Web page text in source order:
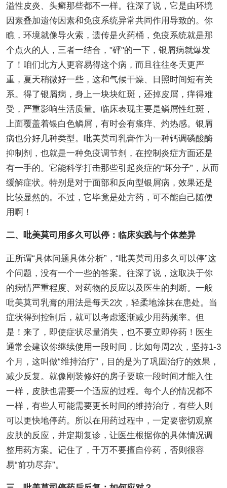
溢性皮炎、头癣那些都不一样。往深了说，它是由环境
因素叠加遗传因素和免疫系统异常共同作用导致的。你
瞧，环境就像导火索，遗传是火药桶，免疫系统就是那
个点火的人，三者一结合，"砰"的一下，银屑病就爆发
了！咱们北方人更容易得这个病，而且往往冬天更严
重，夏天稍微好一些，这和气候干燥、日照时间短有关
系。得了银屑病，身上一块块红斑，还掉皮屑，痒得难
受，严重影响生活质量。临床表现主要是鳞屑性红斑，
上面覆盖着银白色鳞屑，有时会有瘙痒、灼热感。银屑
病也分好几种类型。吡美莫司乳膏作为一种钙调磷酸酶
抑制剂，也就是一种免疫调节剂，在控制炎症方面还是
有一手的。它能科学打击那些引起炎症的“坏分子”，从而
缓解症状。特别是对于面部和反向型银屑病，效果还是
比较显然的。不过，它毕竟是处方药，可不能自己随便
用啊！
二、吡美莫司用多久可以停：临床实践与个体差异
正所谓“具体问题具体分析”，“吡美莫司用多久可以停”这
个问题，没有一个一些的答案。往深了说，这取决于你
的病情严重程度、对药物的反应以及医生的判断。一般
吡美莫司乳膏的用法是每天2次，轻柔地涂抹在患处。当
症状得到控制后，就可以考虑逐渐减少用药频率。但
是！来了，即使症状尽量消失，也不要立即停药！医生
通常会建议你继续使用一段时间，比如每周2次，坚持1-3
个月，这叫做“维持治疗”，目的是为了巩固治疗的效果，
减少反复。就像刚装修好的房子要晾一段时间才能入住
一样，皮肤也需要一个适应的过程。每个人的情况都不
一样，有些人可能需要更长时间的维持治疗，有些人则
可以更快地停药。所以在用药过程中，一定要密切观察
皮肤的反应，并定期复诊，让医生根据你的具体情况调
整用药方案。记住了，千万不要擅自停药，否则很容
易“前功尽弃”。